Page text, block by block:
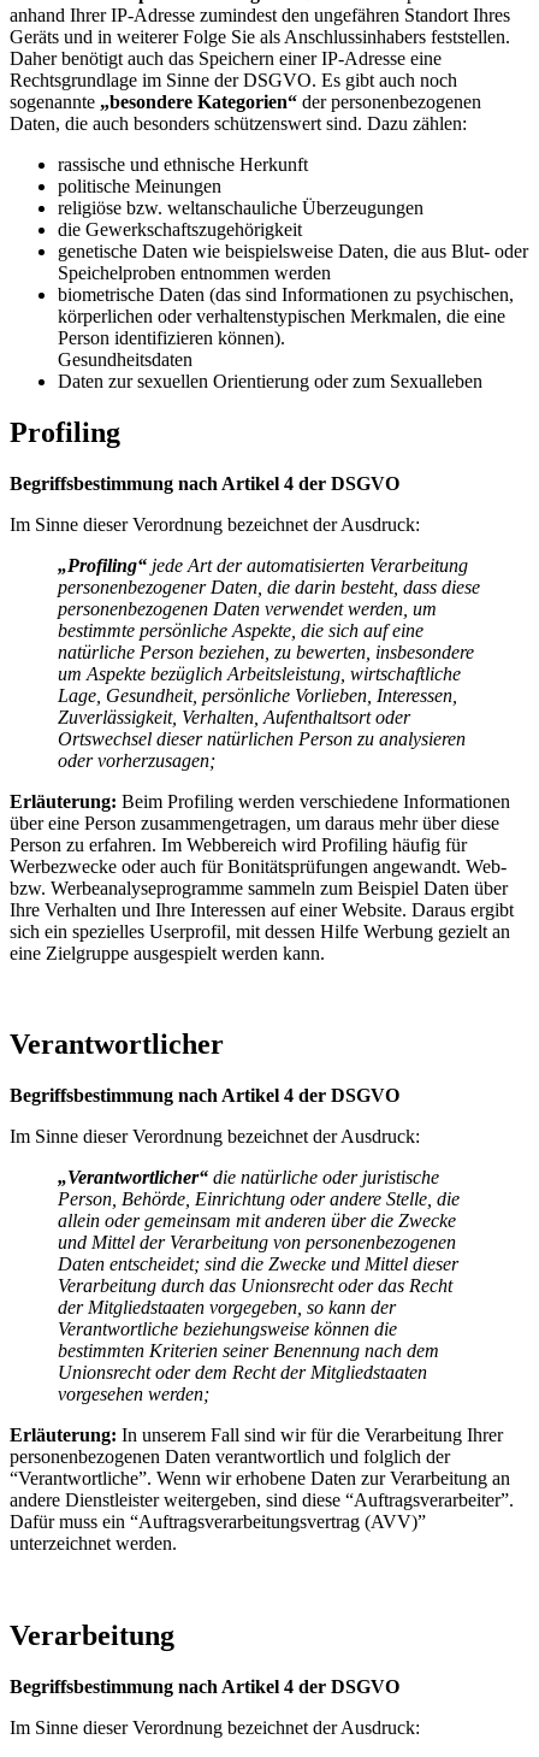
anhand Ihrer IP-Adresse zumindest den ungefähren Standort Ihres
Geräts und in weiterer Folge Sie als Anschlussinhabers feststellen.
Daher benötigt auch das Speichern einer IP-Adresse eine
Rechtsgrundlage im Sinne der DSGVO. Es gibt auch noch
sogenannte „besondere Kategorien“ der personenbezogenen
Daten, die auch besonders schützenswert sind. Dazu zählen:
rassische und ethnische Herkunft
politische Meinungen
religiöse bzw. weltanschauliche Überzeugungen
die Gewerkschaftszugehörigkeit
genetische Daten wie beispielsweise Daten, die aus Blut- oder
Speichelproben entnommen werden
biometrische Daten (das sind Informationen zu psychischen,
körperlichen oder verhaltenstypischen Merkmalen, die eine
Person identifizieren können).
Gesundheitsdaten
Daten zur sexuellen Orientierung oder zum Sexualleben
Profiling
Begriffsbestimmung nach Artikel 4 der DSGVO
Im Sinne dieser Verordnung bezeichnet der Ausdruck:
„Profiling“ jede Art der automatisierten Verarbeitung
personenbezogener Daten, die darin besteht, dass diese
personenbezogenen Daten verwendet werden, um
bestimmte persönliche Aspekte, die sich auf eine
natürliche Person beziehen, zu bewerten, insbesondere
um Aspekte bezüglich Arbeitsleistung, wirtschaftliche
Lage, Gesundheit, persönliche Vorlieben, Interessen,
Zuverlässigkeit, Verhalten, Aufenthaltsort oder
Ortswechsel dieser natürlichen Person zu analysieren
oder vorherzusagen;
Erläuterung: Beim Profiling werden verschiedene Informationen
über eine Person zusammengetragen, um daraus mehr über diese
Person zu erfahren. Im Webbereich wird Profiling häufig für
Werbezwecke oder auch für Bonitätsprüfungen angewandt. Web-
bzw. Werbeanalyseprogramme sammeln zum Beispiel Daten über
Ihre Verhalten und Ihre Interessen auf einer Website. Daraus ergibt
sich ein spezielles Userprofil, mit dessen Hilfe Werbung gezielt an
eine Zielgruppe ausgespielt werden kann.
Verantwortlicher
Begriffsbestimmung nach Artikel 4 der DSGVO
Im Sinne dieser Verordnung bezeichnet der Ausdruck:
„Verantwortlicher“ die natürliche oder juristische
Person, Behörde, Einrichtung oder andere Stelle, die
allein oder gemeinsam mit anderen über die Zwecke
und Mittel der Verarbeitung von personenbezogenen
Daten entscheidet; sind die Zwecke und Mittel dieser
Verarbeitung durch das Unionsrecht oder das Recht
der Mitgliedstaaten vorgegeben, so kann der
Verantwortliche beziehungsweise können die
bestimmten Kriterien seiner Benennung nach dem
Unionsrecht oder dem Recht der Mitgliedstaaten
vorgesehen werden;
Erläuterung: In unserem Fall sind wir für die Verarbeitung Ihrer
personenbezogenen Daten verantwortlich und folglich der
“Verantwortliche”. Wenn wir erhobene Daten zur Verarbeitung an
andere Dienstleister weitergeben, sind diese “Auftragsverarbeiter”.
Dafür muss ein “Auftragsverarbeitungsvertrag (AVV)”
unterzeichnet werden.
Verarbeitung
Begriffsbestimmung nach Artikel 4 der DSGVO
Im Sinne dieser Verordnung bezeichnet der Ausdruck: